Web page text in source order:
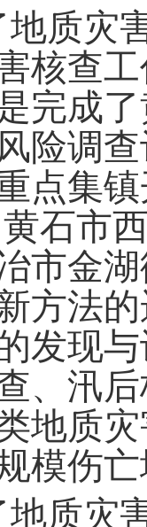
地质灾
核查
完成
险调
点集
石市
市金
方法
发现
、汛
地质
模伤
地质灾